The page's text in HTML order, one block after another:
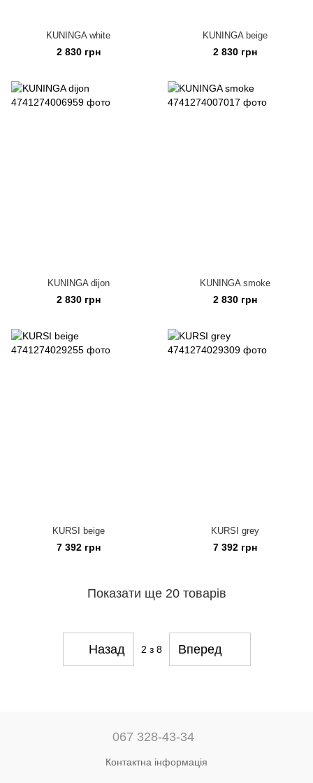
KUNINGA white
2 830 грн
KUNINGA beige
2 830 грн
KUNINGA dijon
2 830 грн
KUNINGA smoke
2 830 грн
KURSI beige
7 392 грн
KURSI grey
7 392 грн
Показати ще 20 товарів
Назад 2 з 8 Вперед
067 328-43-34
Контактна інформація